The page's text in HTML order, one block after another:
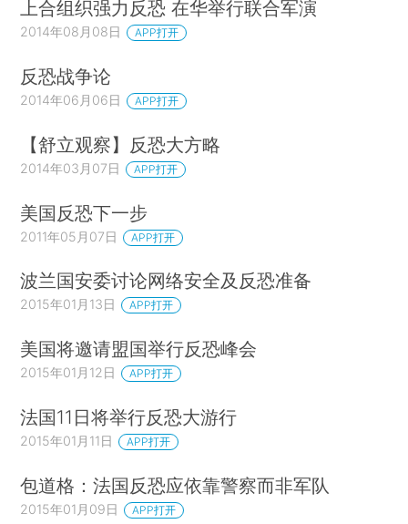
上合组织强力反恐 在华举行联合军演
2014年08月08日 APP打开
反恐战争论
2014年06月06日 APP打开
【舒立观察】反恐大方略
2014年03月07日 APP打开
美国反恐下一步
2011年05月07日 APP打开
波兰国安委讨论网络安全及反恐准备
2015年01月13日 APP打开
美国将邀请盟国举行反恐峰会
2015年01月12日 APP打开
法国11日将举行反恐大游行
2015年01月11日 APP打开
包道格：法国反恐应依靠警察而非军队
2015年01月09日 APP打开